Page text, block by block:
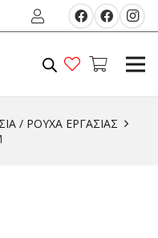
/ ΡΟΥΧΑ ΕΡΓΑΣΙΑΣ